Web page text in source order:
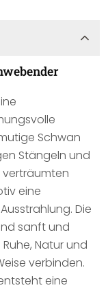
Schwan
Stängeln und
verträumten
eine
Die
sanft und
Natur und
verbinden.
eine